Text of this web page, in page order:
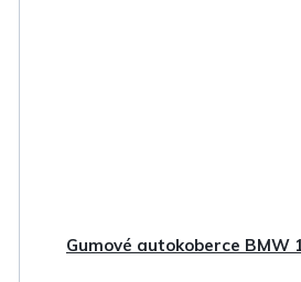
Gumové autokoberce BMW